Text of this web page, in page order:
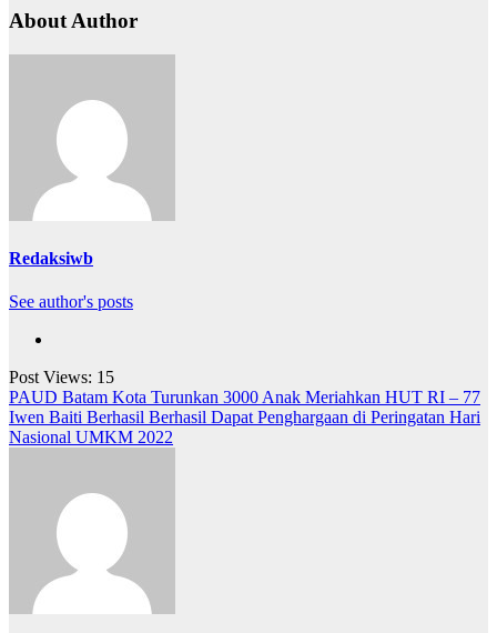
About Author
Redaksiwb
See author's posts
Post Views: 15
Navigasi
pos
PAUD Batam Kota Turunkan 3000 Anak Meriahkan HUT RI – 77
Iwen Baiti Berhasil Berhasil Dapat Penghargaan di Peringatan Hari
Nasional UMKM 2022